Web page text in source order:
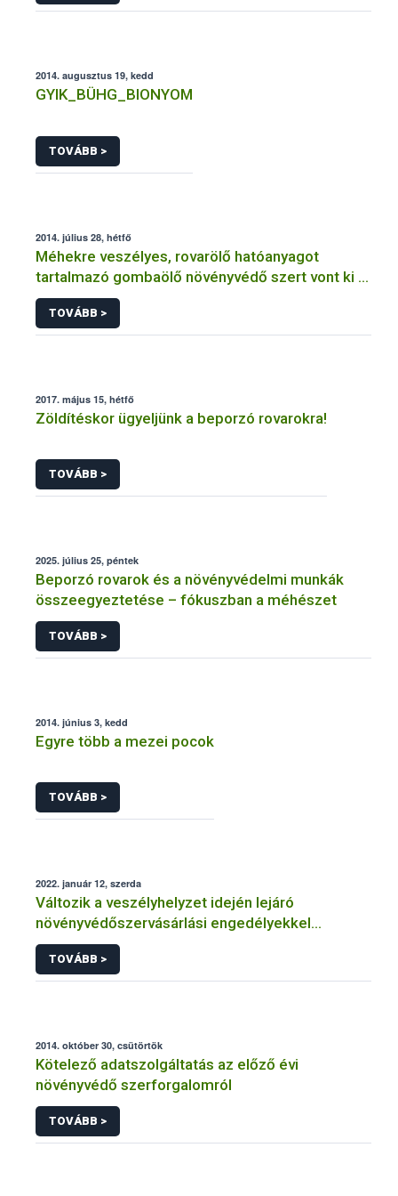
2014. augusztus 19, kedd
GYIK_BÜHG_BIONYOM
TOVÁBB >
2014. július 28, hétfő
Méhekre veszélyes, rovarölő hatóanyagot
tartalmazó gombaölő növényvédő szert vont ki a
forgalomból a NÉBIH
TOVÁBB >
2017. május 15, hétfő
Zöldítéskor ügyeljünk a beporzó rovarokra!
TOVÁBB >
2025. július 25, péntek
Beporzó rovarok és a növényvédelmi munkák
összeegyeztetése – fókuszban a méhészet
TOVÁBB >
2014. június 3, kedd
Egyre több a mezei pocok
TOVÁBB >
2022. január 12, szerda
Változik a veszélyhelyzet idején lejáró
növényvédőszervásárlási engedélyekkel
kapcsolatos szabályozás
TOVÁBB >
2014. október 30, csütörtök
Kötelező adatszolgáltatás az előző évi
növényvédő szerforgalomról
TOVÁBB >